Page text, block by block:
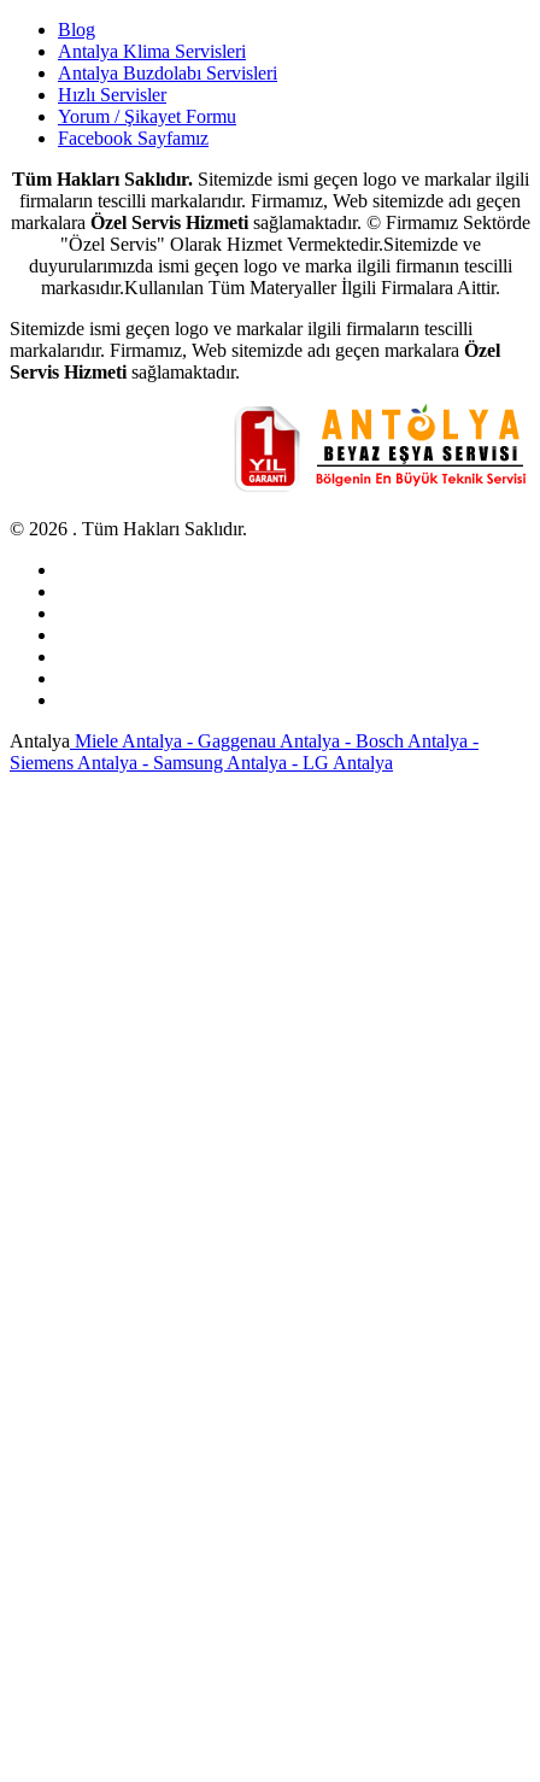
Blog
Antalya Klima Servisleri
Antalya Buzdolabı Servisleri
Hızlı Servisler
Yorum / Şikayet Formu
Facebook Sayfamız
Tüm Hakları Saklıdır. Sitemizde ismi geçen logo ve markalar ilgili
firmaların tescilli markalarıdır. Firmamız, Web sitemizde adı geçen
markalara Özel Servis Hizmetisağlamaktadır. © Firmamız Sektörde
"Özel Servis" Olarak Hizmet Vermektedir.Sitemizde ve
duyurularımızda ismi geçen logo ve marka ilgili firmanın tescilli
markasıdır.Kullanılan Tüm Materyaller İlgili Firmalara Aittir.
Sitemizde ismi geçen logo ve markalar ilgili firmaların tescilli
markalarıdır. Firmamız, Web sitemizde adı geçen markalara Özel
Servis Hizmeti sağlamaktadır.
© 2026 . Tüm Hakları Saklıdır.
Antalya Miele Antalya - Gaggenau Antalya - Bosch Antalya -
Siemens Antalya - Samsung Antalya - LG Antalya